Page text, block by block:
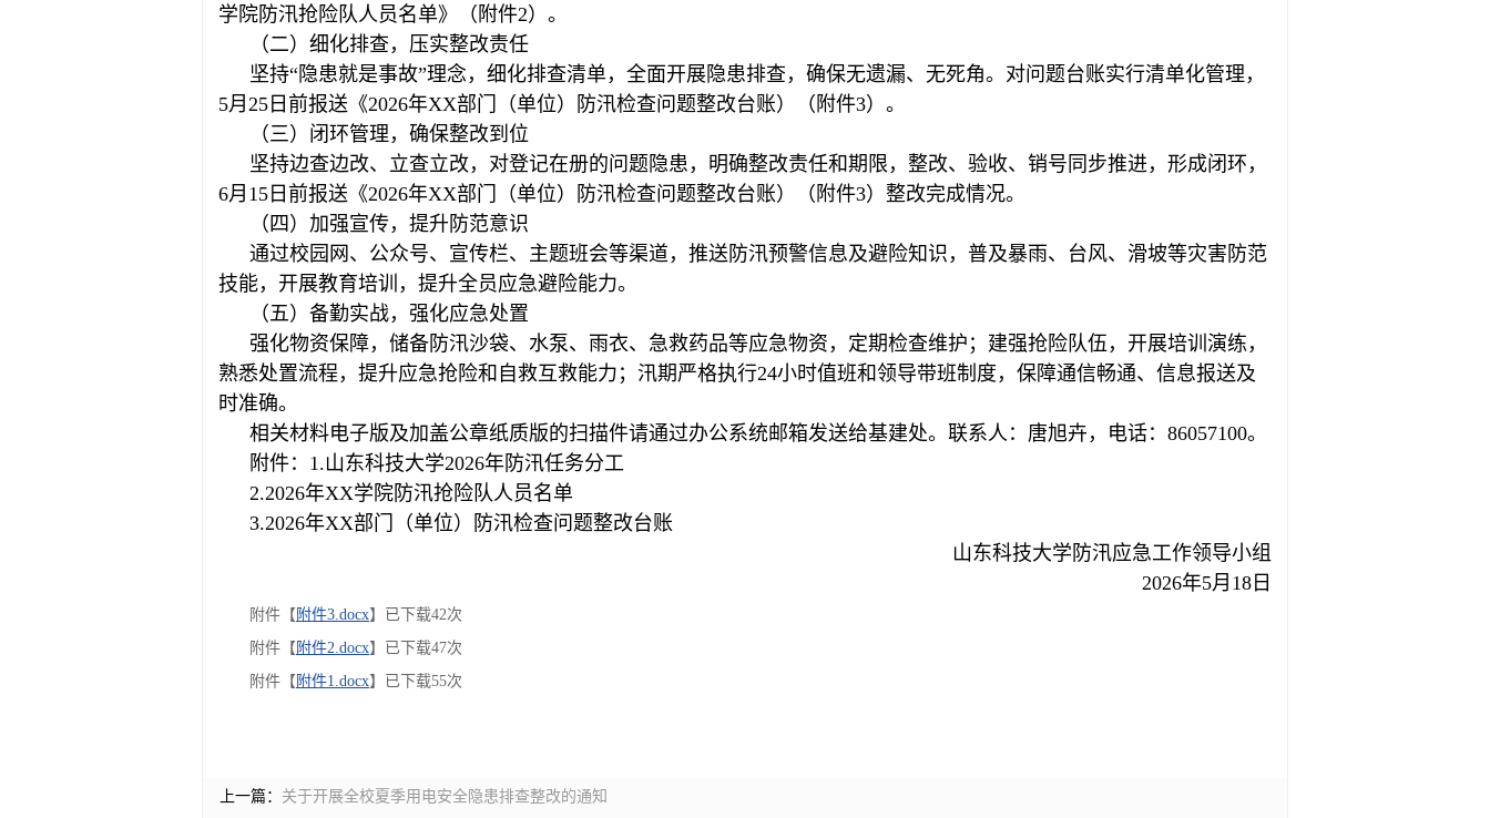
学院防汛抢险队人员名单》（附件2）。
（二）细化排查，压实整改责任
坚持“隐患就是事故”理念，细化排查清单，全面开展隐患排查，确保无遗漏、无死角。对问题台账实行清单化管理，
5月25日前报送《2026年XX部门（单位）防汛检查问题整改台账）（附件3）。
（三）闭环管理，确保整改到位
坚持边查边改、立查立改，对登记在册的问题隐患，明确整改责任和期限，整改、验收、销号同步推进，形成闭环，
6月15日前报送《2026年XX部门（单位）防汛检查问题整改台账）（附件3）整改完成情况。
（四）加强宣传，提升防范意识
通过校园网、公众号、宣传栏、主题班会等渠道，推送防汛预警信息及避险知识，普及暴雨、台风、滑坡等灾害防范
技能，开展教育培训，提升全员应急避险能力。
（五）备勤实战，强化应急处置
强化物资保障，储备防汛沙袋、水泵、雨衣、急救药品等应急物资，定期检查维护；建强抢险队伍，开展培训演练，
熟悉处置流程，提升应急抢险和自救互救能力；汛期严格执行24小时值班和领导带班制度，保障通信畅通、信息报送及
时准确。
相关材料电子版及加盖公章纸质版的扫描件请通过办公系统邮箱发送给基建处。联系人：唐旭卉，电话：86057100。
附件：1.山东科技大学2026年防汛任务分工
2.2026年XX学院防汛抢险队人员名单
3.2026年XX部门（单位）防汛检查问题整改台账
山东科技大学防汛应急工作领导小组
2026年5月18日
附件【 附件3.docx】已下载42次
附件【 附件2.docx】已下载47次
附件【 附件1.docx】已下载55次
上一篇： 关于开展全校夏季用电安全隐患排查整改的通知